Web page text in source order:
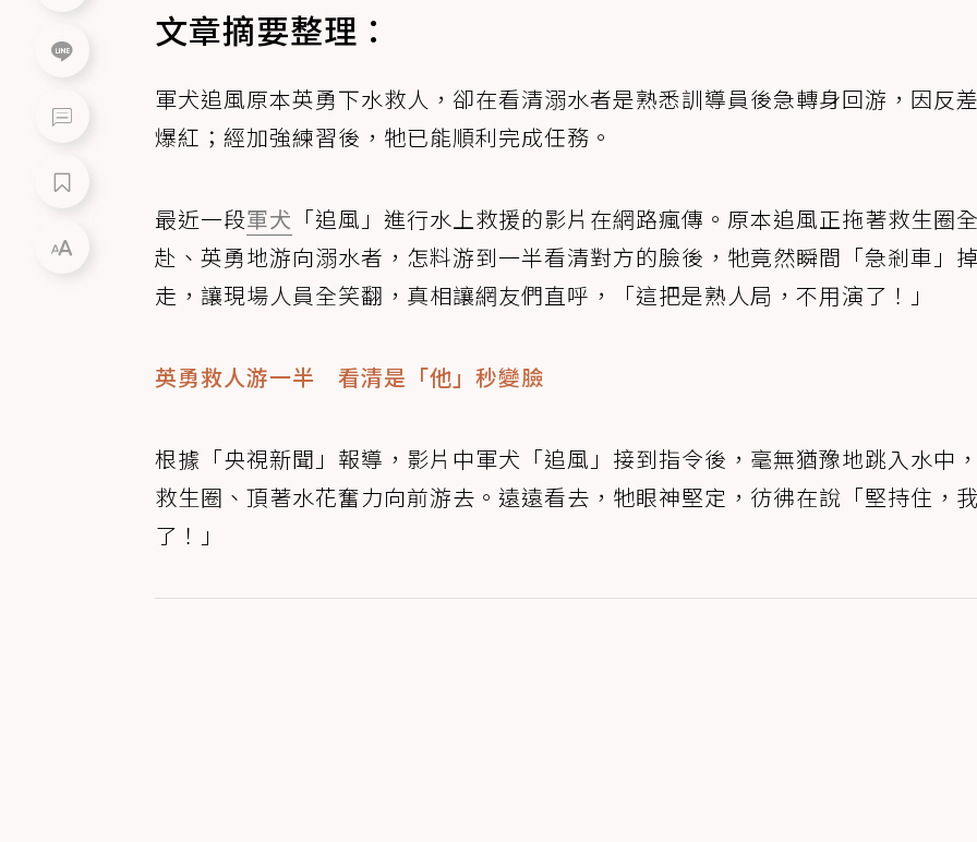
文章摘要整理：
軍犬追風原本英勇下水救人，卻在看清溺水者是熟悉訓導員後急轉身回游，因反
爆紅；經加強練習後，牠已能順利完成任務。
最近一段軍犬 「追風」進行水上救援的影片在網路瘋傳。原本追風正拖著救生圈
赴、英勇地游向溺水者，怎料游到一半看清對方的臉後，牠竟然瞬間「急剎車」
走，讓現場人員全笑翻，真相讓網友們直呼，「這把是熟人局，不用演了！」
英勇救人游一半 看清是「他」秒變臉
根據「央視新聞」報導，影片中軍犬「追風」接到指令後，毫無猶豫地跳入水中
救生圈、頂著水花奮力向前游去。遠遠看去，牠眼神堅定，彷彿在說「堅持住，
了！」